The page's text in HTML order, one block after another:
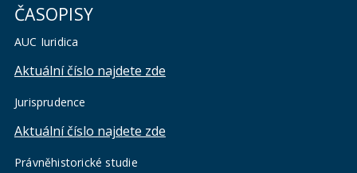
ČASOPISY
AUC Iuridica
Aktuální číslo najdete zde
Jurisprudence
Aktuální číslo najdete zde
Právněhistorické studie